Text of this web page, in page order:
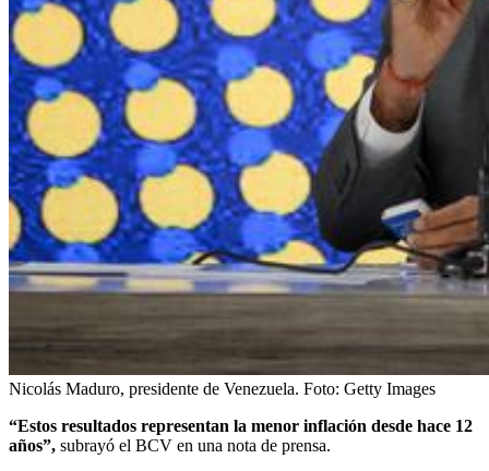
Nicolás Maduro, presidente de Venezuela. Foto: Getty Images
“Estos resultados representan la menor inflación desde hace 12
años”, subrayó el BCV en una nota de prensa.